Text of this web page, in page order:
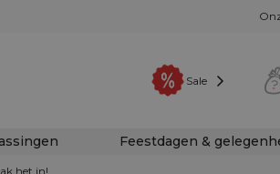
Sale
Feestdagen &
het in!